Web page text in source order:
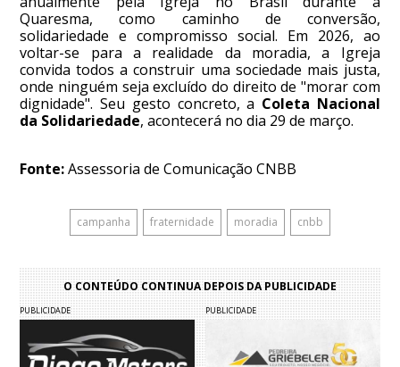
Quaresma, como caminho de conversão,
solidariedade e compromisso social. Em 2026, ao
voltar-se para a realidade da moradia, a Igreja
convida todos a construir uma sociedade mais justa,
onde ninguém seja excluído do direito de "morar com
dignidade". Seu gesto concreto, a Coleta Nacional
da Solidariedade, acontecerá no dia 29 de março.
Fonte:Assessoria de Comunicação CNBB
campanha fraternidade moradia cnbb
O CONTEÚDO CONTINUA DEPOIS DA PUBLICIDADE
PUBLICIDADE PUBLICIDADE